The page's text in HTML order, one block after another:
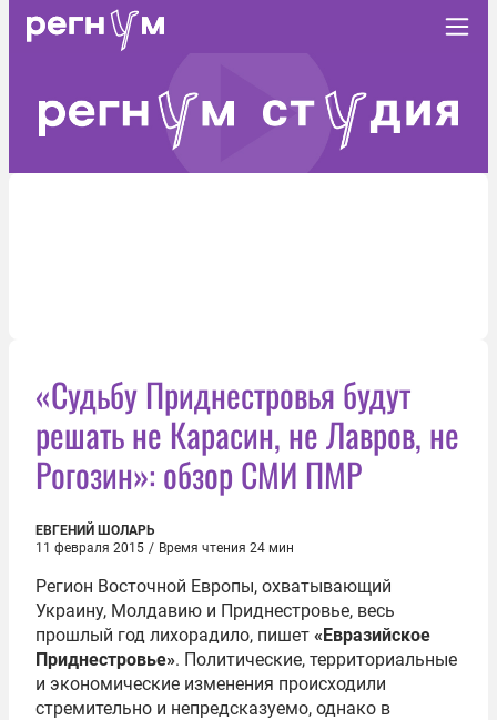
«Судьбу Приднестровья будут
решать не Карасин, не Лавров, не
Рогозин»: обзор СМИ ПМР
ЕВГЕНИЙ ШОЛАРЬ
11 февраля 2015 / Время чтения 24 мин
Регион Восточной Европы, охватывающий
Украину, Молдавию и Приднестровье, весь
прошлый год лихорадило, пишет «Евразийское
Приднестровье». Политические, территориальные
и экономические изменения происходили
стремительно и непредсказуемо, однако в